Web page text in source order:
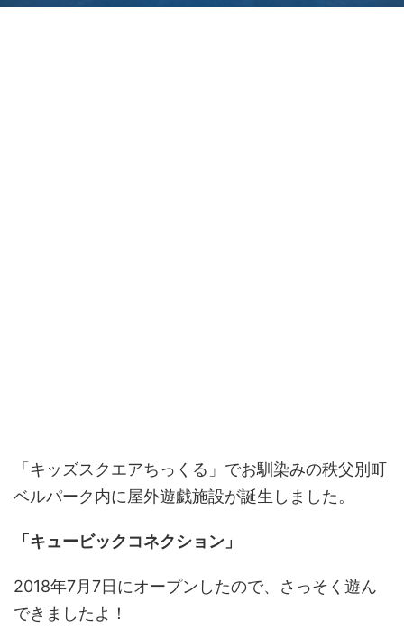
「キッズスクエアちっくる」でお馴染みの秩父別町
ベルパーク内に屋外遊戯施設が誕生しました。
「キュービックコネクション」
2018年7月7日にオープンしたので、さっそく遊ん
できましたよ！